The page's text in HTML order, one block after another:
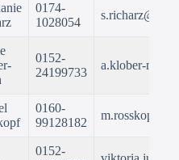
0174-
1028054
s.richarz@vik-
0152-
24199733
a.klober-
0160-
99128182
0152-